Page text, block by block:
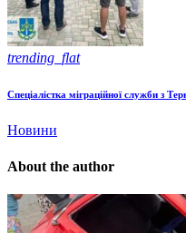
trending_flat
Спеціалістка міграційної служби з
Новини
About the author